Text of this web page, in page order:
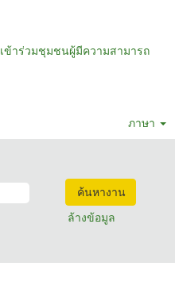
เข้าร่วมชุมชนผู้มีความสามารถ
ภาษา
ล้างข้อมูล